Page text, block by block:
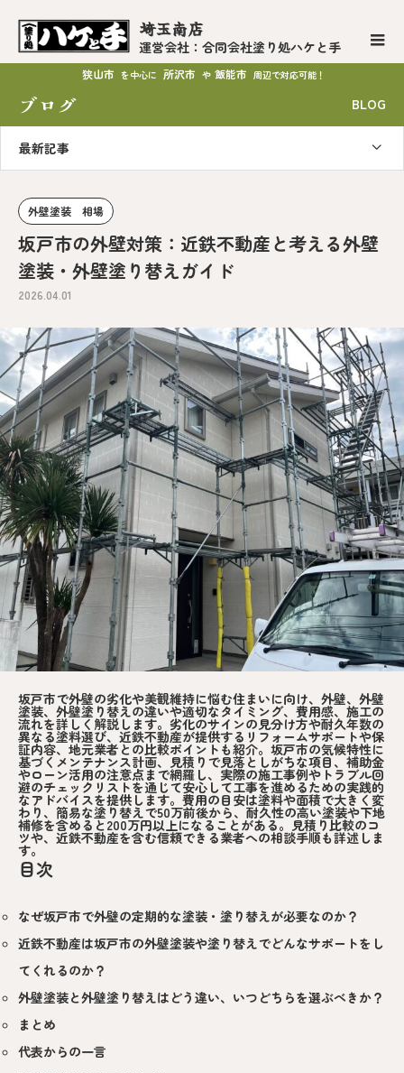
埼玉南店
運営会社：合同会社塗り処ハケと手
狭山市 を中心に 所沢市 や 飯能市 周辺で対応可能！
ブログ BLOG
最新記事
外壁塗装 相場
坂戸市の外壁対策：近鉄不動産と考える外壁
塗装・外壁塗り替えガイド
2026.04.01
坂戸市で外壁の劣化や美観維持に悩む住まいに向け、外壁、外壁
塗装、外壁塗り替えの違いや適切なタイミング、費用感、施工の
流れを詳しく解説します。劣化のサインの見分け方や耐久年数の
異なる塗料選び、近鉄不動産が提供するリフォームサポートや保
証内容、地元業者との比較ポイントも紹介。坂戸市の気候特性に
基づくメンテナンス計画、見積りで見落としがちな項目、補助金
やローン活用の注意点まで網羅し、実際の施工事例やトラブル回
避のチェックリストを通じて安心して工事を進めるための実践的
なアドバイスを提供します。費用の目安は塗料や面積で大きく変
わり、簡易な塗り替えで50万前後から、耐久性の高い塗装や下地
補修を含めると200万円以上になることがある。見積り比較のコ
ツや、近鉄不動産を含む信頼できる業者への相談手順も詳述しま
す。
目次
なぜ坂戸市で外壁の定期的な塗装・塗り替えが必要なのか？
近鉄不動産は坂戸市の外壁塗装や塗り替えでどんなサポートをし
てくれるのか？
外壁塗装と外壁塗り替えはどう違い、いつどちらを選ぶべきか？
まとめ
代表からの一言